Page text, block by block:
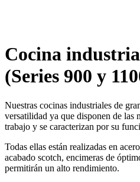
Cocina
(Series 900 y
Nuestras cocinas industriales de
versatilidad ya que disponen de las
trabajo y se caracterizan por su
Todas ellas están realizadas en
acabado scotch, encimeras de
permitirán un alto rendimiento.